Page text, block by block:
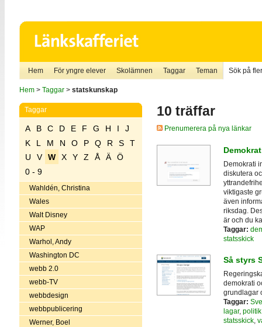
Hem För yngre elever Skolämnen Taggar Teman Sök på
Hem> Taggar> statskunskap
Taggar
A B C D E F G H I
J
K
L M N O P Q R S
T
U
V W X Y Z Å Ä
Ö
0 - 9
Wahldén, Christina
Wales
Walt Disney
WAP
Warhol, Andy
Washington DC
webb 2.0
webb-TV
webbdesign
webbpublicering
Werner, Boel
10 träffar
Prenumerera på nya länkar
Demokrati
diskutera
viktigaste
även
riksdag.
är och du
Taggar:
statsskick
Så styrs
demokrati
grundlagar
Taggar:
lagar, politik
statsskick,